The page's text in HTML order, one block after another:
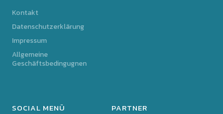
Kontakt
Datenschutzerklärung
Impressum
Allgemeine
Geschäftsbedingugnen
SOCIAL MENÜ PARTNER